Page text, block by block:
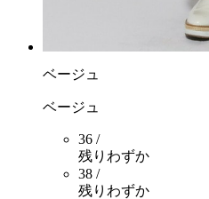
ベージュ
ベージュ
36 /
残りわずか
38 /
残りわずか